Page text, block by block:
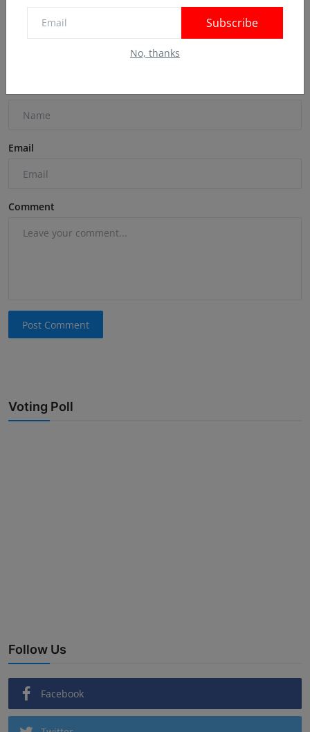
Subscribe
No, thanks
Email
Comment
Post Comment
Voting Poll
Follow Us
Facebook